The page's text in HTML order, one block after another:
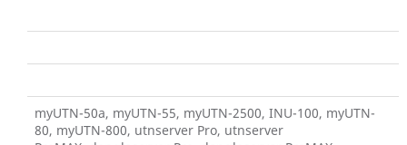
myUTN-50a, myUTN-55, myUTN-2500, INU-100, myUTN-
80, myUTN-800, utnserver Pro, utnserver